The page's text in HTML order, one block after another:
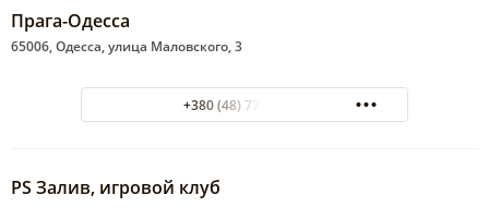
Прага-Одесса
65006, Одесса, улица Маловского, 3
+380 (48) 777-48-34
PS Залив, игровой клуб